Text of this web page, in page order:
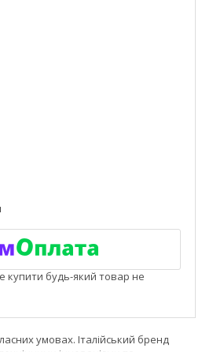
купити будь-який товар не
умовах. Італійський бренд